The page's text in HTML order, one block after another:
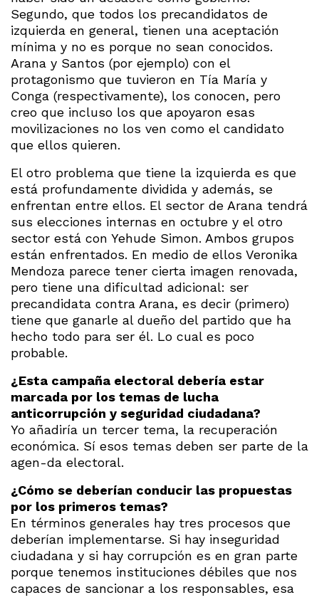
Segundo, que todos los precandidatos de
izquierda en general, tienen una aceptación
mínima y no es porque no sean conocidos.
Arana y Santos (por ejemplo) con el
protagonismo que tuvieron en Tía María y
Conga (respectivamente), los conocen, pero
creo que incluso los que apoyaron esas
movilizaciones no los ven como el candidato
que ellos quieren.
El otro problema que tiene la izquierda es que
está profundamente dividida y además, se
enfrentan entre ellos. El sector de Arana tendrá
sus elecciones internas en octubre y el otro
sector está con Yehude Simon. Ambos grupos
están enfrentados. En medio de ellos Veronika
Mendoza parece tener cierta imagen renovada,
pero tiene una dificultad adicional: ser
precandidata contra Arana, es decir (primero)
tiene que ganarle al dueño del partido que ha
hecho todo para ser él. Lo cual es poco
probable.
¿Esta campaña electoral debería estar
marcada por los temas de lucha
anticorrupción y seguridad ciudadana?
Yo añadiría un tercer tema, la recuperación
económica. Sí esos temas deben ser parte de la
agen-da electoral.
¿Cómo se deberían conducir las propuestas
por los primeros temas?
En términos generales hay tres procesos que
deberían implementarse. Si hay inseguridad
ciudadana y si hay corrupción es en gran parte
porque tenemos instituciones débiles que nos
capaces de sancionar a los responsables, esa